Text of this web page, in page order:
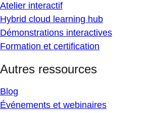
Atelier interactif
Hybrid cloud learning hub
Démonstrations interactives
Formation et certification
Autres ressources
Blog
Événements et webinaires